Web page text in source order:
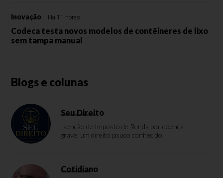
Inovação Há 11 horas
Codeca testa novos modelos de contêineres de lixo
sem tampa manual
Blogs e colunas
Seu Direito
Isenção de Imposto de Renda por doença
grave: um direito pouco conhecido
Cotidiano